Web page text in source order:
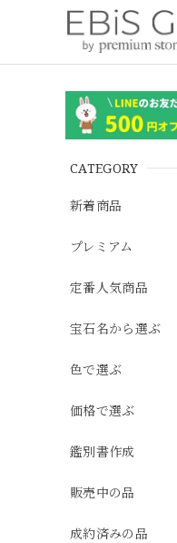
CATEGORY
新着商品
プレミアム
定番人気商品
宝石名から選ぶ
色で選ぶ
価格で選ぶ
鑑別書作成
販売中の品
成約済みの品